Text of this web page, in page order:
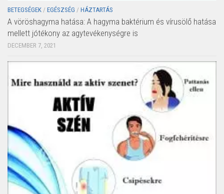
BETEGSÉGEK / EGÉSZSÉG / HÁZTARTÁS
A vöröshagyma hatása: A hagyma baktérium és vírusölő hatása
mellett jótékony az agytevékenységre is
DECEMBER 7, 2021